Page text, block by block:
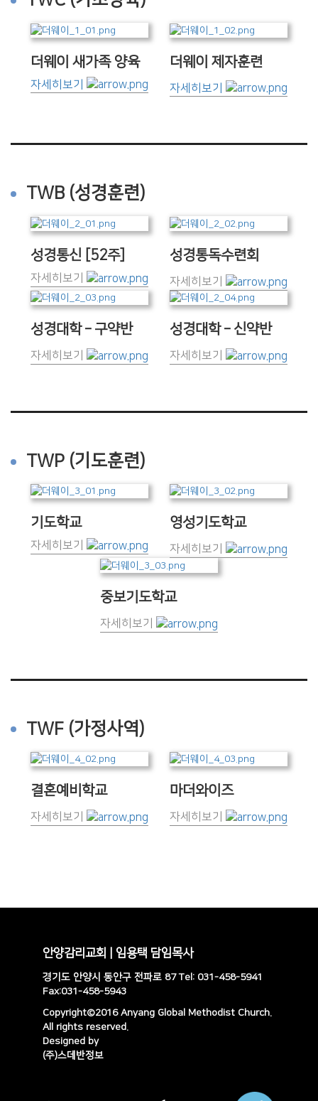
더웨이 새가족 양육
자세히보기
더웨이 제자훈련
자세히보기
TWB (성경훈련)
성경통신 [52주]
자세히보기
성경통독수련회
자세히보기
성경대학 – 구약반
자세히보기
성경대학 – 신약반
자세히보기
TWP (기도훈련)
기도학교
자세히보기
영성기도학교
자세히보기
중보기도학교
자세히보기
TWF (가정사역)
결혼예비학교
자세히보기
마더와이즈
자세히보기
안양감리교회 | 임용택 담임목사
경기도 안양시 동안구 전파로 87 Tel: 031-458-5941
Fax:031-458-5943
Copyright©2016 Anyang Global Methodist Church.
All rights reserved.
Designed by
(주)스데반정보